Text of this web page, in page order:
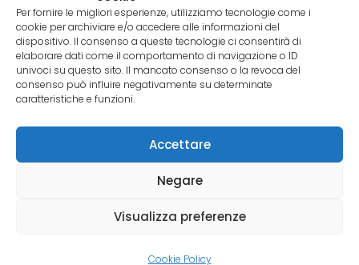
Per fornire le migliori esperienze, utilizziamo tecnologie come i
cookie per archiviare e/o accedere alle informazioni del
dispositivo. Il consenso a queste tecnologie ci consentirà di
elaborare dati come il comportamento di navigazione o ID
univoci su questo sito. Il mancato consenso o la revoca del
consenso può influire negativamente su determinate
caratteristiche e funzioni.
Accettare
Negare
Visualizza preferenze
Cookie Policy
Sviluppato da:Top Business Web